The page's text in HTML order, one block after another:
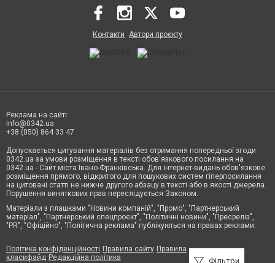
Фільтри
Контакти Автори проєкту
Реклама на сайті:
info@0342.ua
+38 (050) 864 33 47
Допускається цитування матеріалів без отримання попередньої згоди
0342.ua за умови розміщення в тексті обов'язкового посилання на
0342.ua - Сайт міста Івано-Франківська. Для інтернет-видань обов'язкове
розміщення прямого, відкритого для пошукових систем гіперпосилання
на цитовані статті не нижче другого абзацу в тексті або в якості джерела.
Порушення виняткових прав переслідується Законом.
Матеріали з плашками "Новини компаній", "Промо", "Партнерський
матеріал", "Партнерський спецпроєкт", "Політичні новини", "Пресреліз",
"PR", "Офіційно", "Політична реклама" публікуються на правах реклами.
Політика конфіденційності Правила сайту Правила
класифайд Редакційна політика